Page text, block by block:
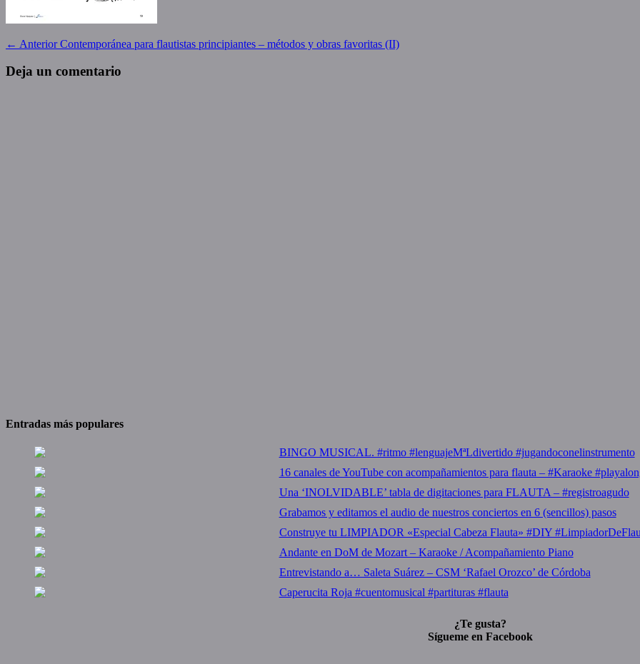
Navegación
de
entradas
← Anterior Entrada
Contemporánea para flautistas principiantes – métodos y obras favoritas (II)
Deja un comentario
Entradas más populares
BINGO MUSICAL. #ritmo #lenguajeMªLdivertido #jugandoconelinstrumento
16 canales de YouTube con acompañamientos para flauta – #Karaoke
Una ‘INOLVIDABLE’ tabla de digitaciones para FLAUTA – #registroagudo
Grabamos y editamos el audio de nuestros conciertos en 6 (sencillos) pasos
Construye tu LIMPIADOR «Especial Cabeza Flauta» #DIY
Andante en DoM de Mozart – Karaoke / Acompañamiento Piano
Entrevistando a… Saleta Suárez – CSM ‘Rafael Orozco’ de Córdoba
Caperucita Roja #cuentomusical #partituras #flauta
¿Te gusta?
Sígueme en Facebook